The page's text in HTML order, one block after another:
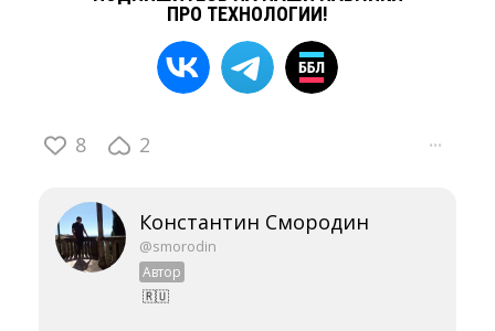
ПРО ТЕХНОЛОГИИ!
8 2 ···
Константин Смородин
@smorodin
Автор
🇷🇺